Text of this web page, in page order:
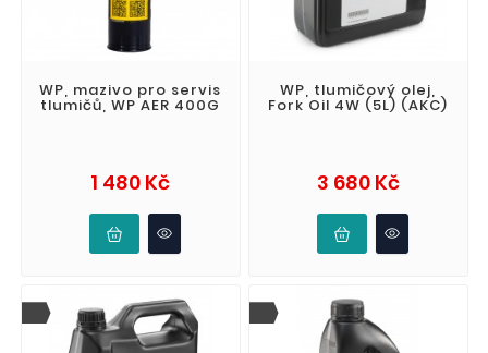
WP, mazivo pro servis
tlumičů, WP AER 400G
1 480 KčCena
WP, tlumičový olej,
Fork Oil 4W (5L) (AKC)
3 680 KčCena